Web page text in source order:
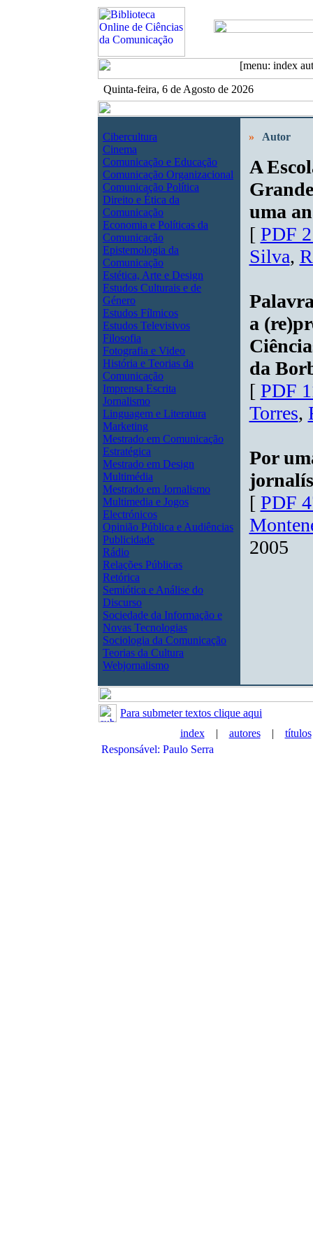
Quinta-feira, 6 de Agosto de 2026
Cibercultura
Cinema
Comunicação e Educação
Comunicação Organizacional
Comunicação Política
Direito e Ética da
Comunicação
Economia e Políticas da
Comunicação
Epistemologia da
Comunicação
Estética, Arte e Design
Estudos Culturais e de
Género
Estudos Fílmicos
Estudos Televisivos
Filosofia
Fotografia e Video
História e Teorias da
Comunicação
Imprensa Escrita
Jornalismo
Linguagem e Literatura
Marketing
Mestrado em Comunicação
Estratégica
Mestrado em Design
Multimédia
Mestrado em Jornalismo
Multimedia e Jogos
Electrónicos
Opinião Pública e Audiências
Publicidade
Rádio
Relações Públicas
Retórica
Semiótica e Análise do
Discurso
Sociedade da Informação e
Novas Tecnologias
Sociologia da Comunicação
Teorias da Cultura
Webjornalismo
» Autor
A
uma
[ PDF
Silva,
a
da
[ PDF
Torres,
Por
[ PDF
2005
Para submeter textos clique aqui
index| autores| títulos